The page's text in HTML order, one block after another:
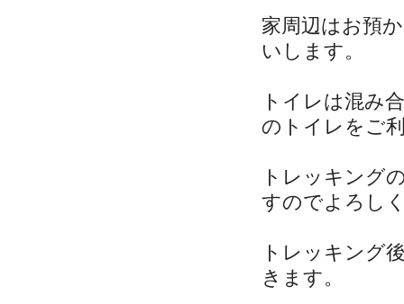
家周辺はお預
いします。
トイレは混み
のトイレをご
トレッキング
すのでよろし
トレッキング
きます。